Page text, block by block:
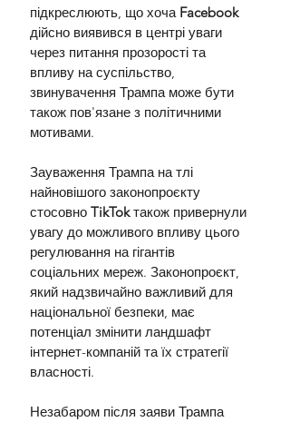
підкреслюють, що хоча Facebook
дійсно виявився в центрі уваги
через питання прозорості та
впливу на суспільство,
звинувачення Трампа може бути
також пов'язане з політичними
мотивами.
Зауваження Трампа на тлі
найновішого законопроєкту
стосовно TikTok також привернули
увагу до можливого впливу цього
регулювання на гігантів
соціальних мереж. Законопроєкт,
який надзвичайно важливий для
національної безпеки, має
потенціал змінити ландшафт
інтернет-компаній та їх стратегії
власності.
Незабаром після заяви Трампа